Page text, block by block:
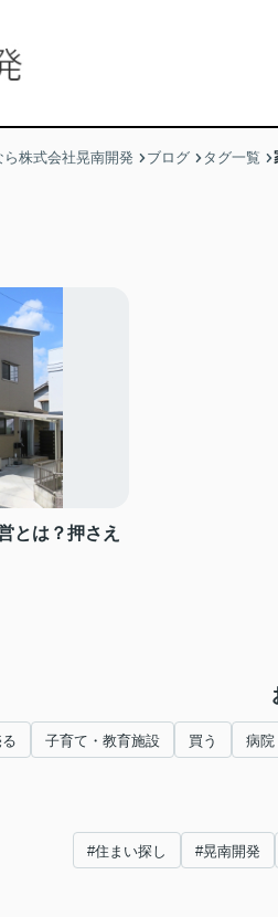
株式会社晃南開発 ブログ タグ一覧
とは？押さえ
子育て・教育施設 買う 病院
#住まい探し #晃南開発